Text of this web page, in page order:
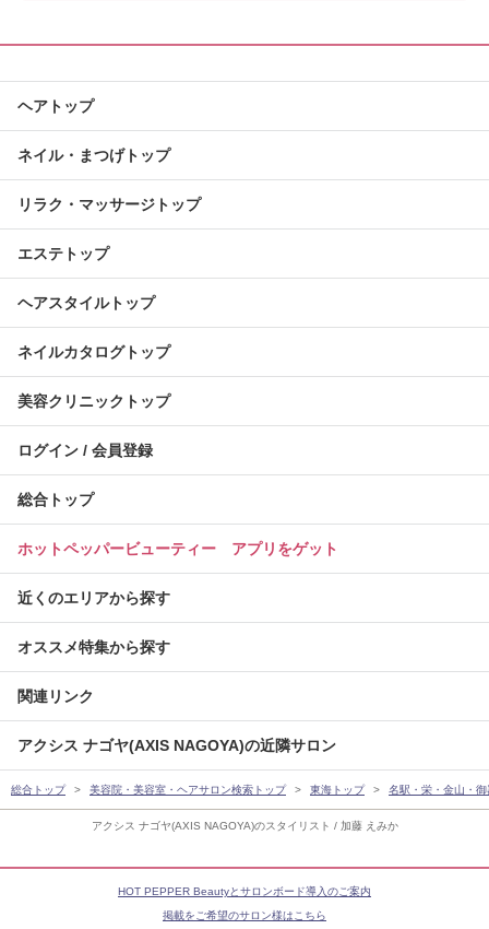
アクシス ナゴヤ(AXIS NAGOYA)のスタイリスト / 加藤 えみか
ヘアトップ
ネイル・まつげトップ
リラク・マッサージトップ
エステトップ
ヘアスタイルトップ
ネイルカタログトップ
美容クリニックトップ
ログイン / 会員登録
総合トップ
ホットペッパービューティー アプリをゲット
近くのエリアから探す
オススメ特集から探す
関連リンク
アクシス ナゴヤ(AXIS NAGOYA)の近隣サロン
総合トップ 美容院・美容室・ヘアサロン検索トップ 東海トップ 名駅・栄・金山・
HOT PEPPER Beautyとサロンボード導入のご案内
掲載をご希望のサロン様はこちら